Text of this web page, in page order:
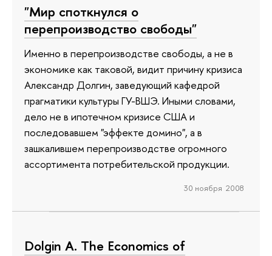
"Мир споткнулся о
перепроизводство свободы"
Именно в перепроизводстве свободы, а не в
экономике как таковой, видит причину кризиса
Александр Долгин, заведующий кафедрой
прагматики культуры ГУ-ВШЭ. Иными словами,
дело не в ипотечном кризисе США и
последовавшем "эффекте домино", а в
зашкалившем перепроизводстве огромного
ассортимента потребительской продукции.
30 ноября 2008
Dolgin A. The Economics of